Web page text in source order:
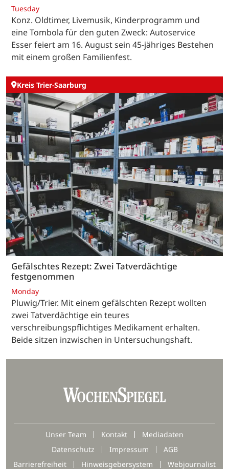
Tuesday
Konz. Oldtimer, Livemusik, Kinderprogramm und
eine Tombola für den guten Zweck: Autoservice
Esser feiert am 16. August sein 45-jähriges Bestehen
mit einem großen Familienfest.
Kreis Trier-Saarburg
Gefälschtes Rezept: Zwei Tatverdächtige
festgenommen
Monday
Pluwig/Trier. Mit einem gefälschten Rezept wollten
zwei Tatverdächtige ein teures
verschreibungspflichtiges Medikament erhalten.
Beide sitzen inzwischen in Untersuchungshaft.
Unser Team Kontakt
Mediadaten
Datenschutz
Impressum
AGB
Barrierefreiheit
Hinweisgebersystem Webjournalist